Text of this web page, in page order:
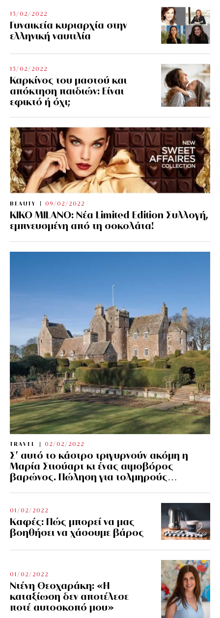
15/02/2022
Γυναικεία κυριαρχία στην
ελληνική ναυτιλία
15/02/2022
Καρκίνος του μαστού και
απόκτηση παιδιών: Είναι
εφικτό ή όχι;
BEAUTY 09/02/2022
KIKO MILANO: Νέα Limited Edition Συλλογή,
εμπνευσμένη από τη σοκολάτα!
TRAVEL 02/02/2022
Σ’ αυτό το κάστρο τριγυρνούν ακόμη η
Μαρία Στιούαρτ κι ένας αιμοβόρος
βαρώνος. Πώληση για τολμηρούς…
01/02/2022
Kαφές: Πώς μπορεί να μας
βοηθήσει να χάσουμε βάρος
01/02/2022
Ντένη Θεοχαράκη: «Η
καταξίωση δεν αποτέλεσε
ποτέ αυτοσκοπό μου»